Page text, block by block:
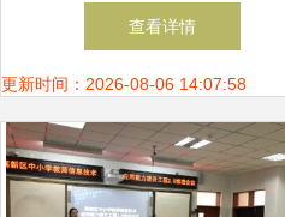
举办校企共建课程“创新与课
外研学实训营”结业仪式
查看详情
更新时间：2026-08-06 14:07:58